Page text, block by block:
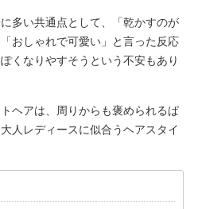
多い共通点として、「乾かすのが
おしゃれで可愛い」と言った反応
くなりやすそうという不安もあり
ヘアは、周りからも褒められるぱ
人レディースに似合うヘアスタイ